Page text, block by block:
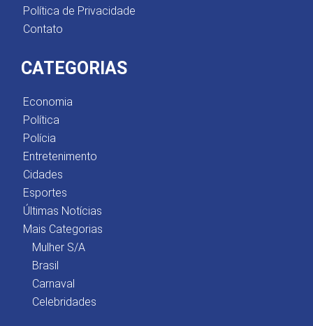
Política de Privacidade
Contato
CATEGORIAS
Economia
Política
Polícia
Entretenimento
Cidades
Esportes
Últimas Notícias
Mais Categorias
Mulher S/A
Brasil
Carnaval
Celebridades